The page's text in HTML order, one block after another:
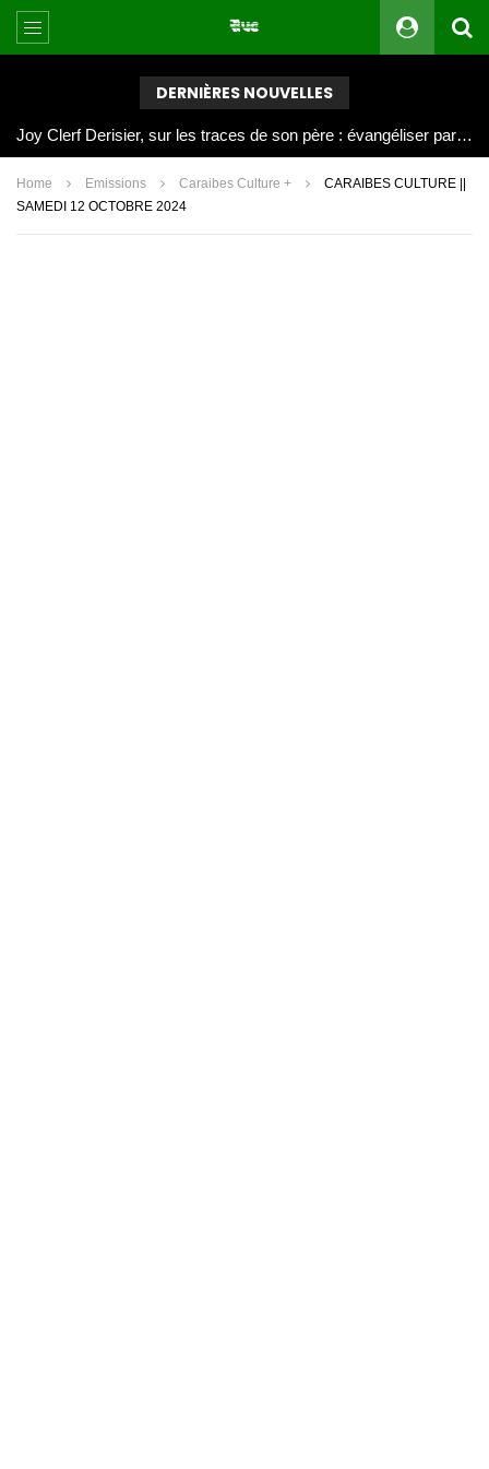
DERNIÈRES NOUVELLES
Joy Clerf Derisier, sur les traces de son père : évangéliser par la musique
Home Emissions Caraibes Culture +
CARAIBES CULTURE ||
SAMEDI 12 OCTOBRE 2024